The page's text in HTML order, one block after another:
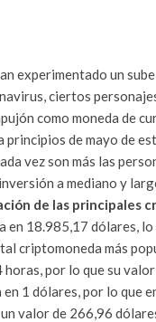
experimentado un
ciertos
como moneda de
de mayo de
vez son más las
a mediano y
de las principales
en 18.985,17 dólares,
criptomoneda más
por lo que su
en 1 dólares, por lo que
valor de 266,96